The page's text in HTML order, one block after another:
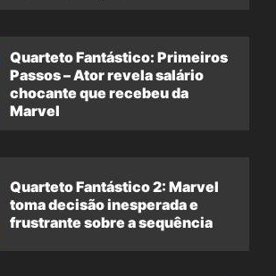
Quarteto Fantástico: Primeiros
Passos – Ator revela salário
chocante que recebeu da
Marvel
Quarteto Fantástico 2: Marvel
toma decisão inesperada e
frustrante sobre a sequência